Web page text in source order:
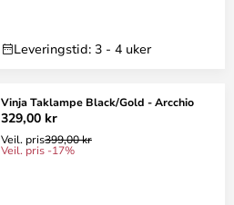
Leveringstid: 3 - 4 uker
Vinja Taklampe Black/Gold - Arcchio
329,00 kr
Veil. pris399,00 kr
Veil. pris -17%